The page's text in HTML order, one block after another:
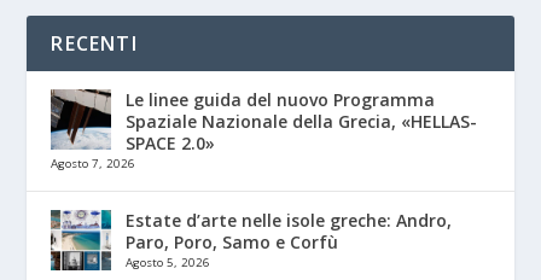
RECENTI
Le linee guida del nuovo Programma
Spaziale Nazionale della Grecia, «HELLAS-
SPACE 2.0»
Agosto 7, 2026
Estate d’arte nelle isole greche: Andro,
Paro, Poro, Samo e Corfù
Agosto 5, 2026